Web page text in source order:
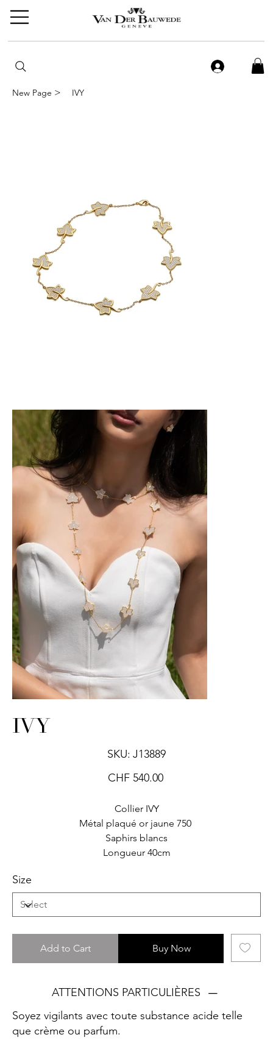
New Page > IVY
IVY
SKU:
SKU
J13889
J13889
Price
CHF 540.00
Collier IVY
Métal plaqué or jaune 750
Saphirs blancs
Longueur 40cm
Size
Add to Cart Buy Now
ATTENTIONS PARTICULIÈRES
Soyez vigilants avec toute substance acide telle
que crème ou parfum.